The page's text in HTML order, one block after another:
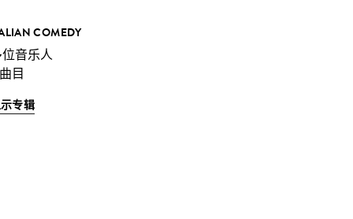
COMEDY
音乐人
目
专辑